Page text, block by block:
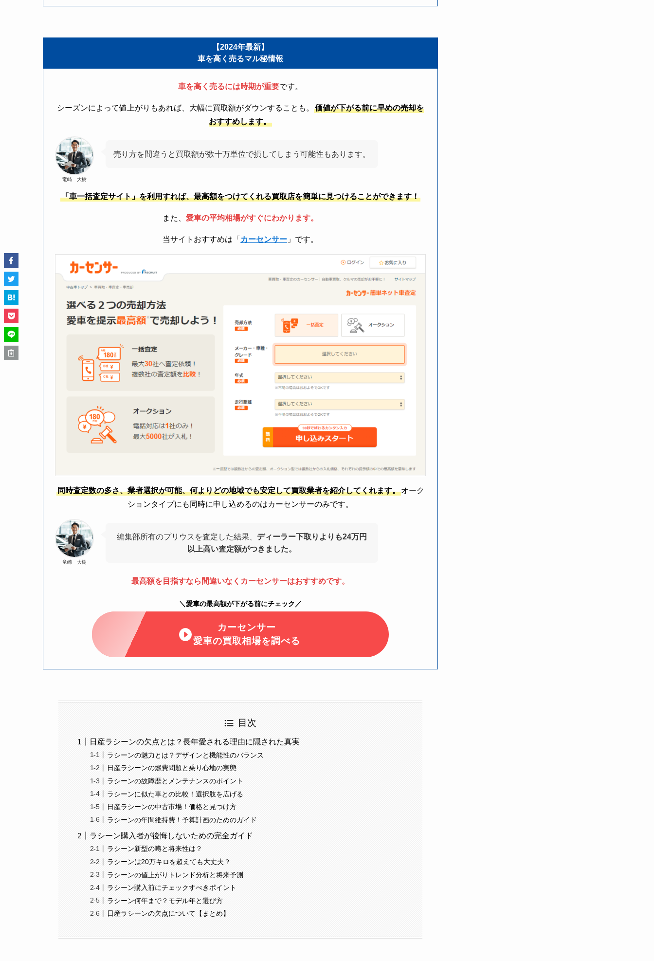
【2024年最新】
車を高く売るマル秘情報
車を高く売るには時期が重要です。
シーズンによって値上がりもあれば、大幅に買取額がダウンすることも。
価値が下がる前に早めの売却を
おすすめします。
竜崎 大樹
売り方を間違うと買取額が数十万単位で損してしまう可能性もあります。
「車一括査定サイト」を利用すれば、最高額をつけてくれる買取店を簡単に見つけることができます！
また、 愛車の平均相場がすぐにわかります。
当サイトおすすめは「 カーセンサー 」です。
同時査定数の多さ、業者選択が可能、何よりどの地域でも安定して買取業者を紹介してくれます。オーク
ションタイプにも同時に申し込めるのはカーセンサーのみです。
竜崎 大樹
編集部所有のプリウスを査定した結果、 ディーラー下取りよりも24万円
以上高い査定額がつきました。
最高額を目指すなら間違いなくカーセンサーはおすすめです。
＼愛車の最高額が下がる前にチェック／
カーセンサー
愛車の買取相場を調べる
目次
日産ラシーンの欠点とは？長年愛される理由に隠された真実
ラシーンの魅力とは？デザインと機能性のバランス
日産ラシーンの燃費問題と乗り心地の実態
ラシーンの故障歴とメンテナンスのポイント
ラシーンに似た車との比較！選択肢を広げる
日産ラシーンの中古市場！価格と見つけ方
ラシーンの年間維持費！予算計画のためのガイド
ラシーン購入者が後悔しないための完全ガイド
ラシーン新型の噂と将来性は？
ラシーンは20万キロを超えても大丈夫？
ラシーンの値上がりトレンド分析と将来予測
ラシーン購入前にチェックすべきポイント
ラシーン何年まで？モデル年と選び方
日産ラシーンの欠点について【まとめ】